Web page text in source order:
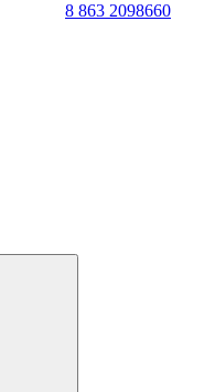
8 863 2098660